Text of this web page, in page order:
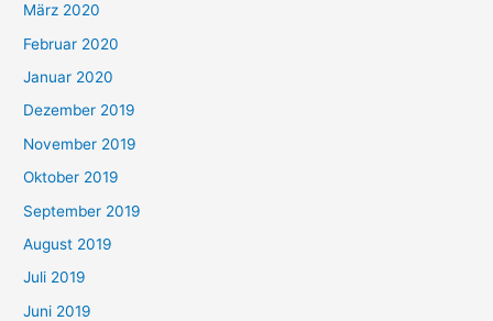
März 2020
Februar 2020
Januar 2020
Dezember 2019
November 2019
Oktober 2019
September 2019
August 2019
Juli 2019
Juni 2019